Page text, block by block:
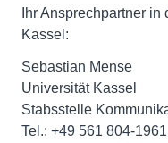
Ihr Ansprechpartner
Kassel:
Sebastian Mense
Universität Kassel
Stabsstelle
Tel.: +49 561 804-1961